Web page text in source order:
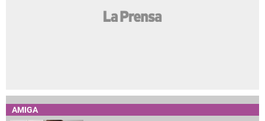
AMIGA